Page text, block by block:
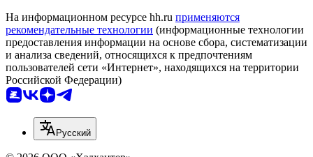
На информационном ресурсе hh.ru применяются
рекомендательные технологии (информационные технологии
предоставления информации на основе сбора, систематизации
и анализа сведений, относящихся к предпочтениям
пользователей сети «Интернет», находящихся на территории
Российской Федерации)
Русский